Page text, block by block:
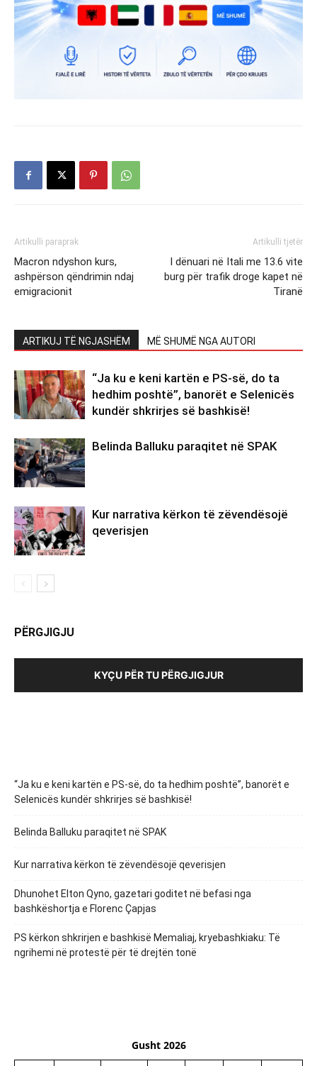
Artikulli paraprak
Macron ndyshon kurs,
ashpërson qëndrimin ndaj
emigracionit
Artikulli tjetër
I dënuari në Itali me 13.6 vite
burg për trafik droge kapet në
Tiranë
ARTIKUJ TË NGJASHËM MË SHUMË NGA AUTORI
“Ja ku e keni kartën e PS-së, do ta
hedhim poshtë”, banorët e Selenicës
kundër shkrirjes së bashkisë!
Belinda Balluku paraqitet në SPAK
Kur narrativa kërkon të zëvendësojë
qeverisjen
PËRGJIGJU
KYÇU PËR TU PËRGJIGJUR
“Ja ku e keni kartën e PS-së, do ta hedhim poshtë”, banorët e
Selenicës kundër shkrirjes së bashkisë!
Belinda Balluku paraqitet në SPAK
Kur narrativa kërkon të zëvendësojë qeverisjen
Dhunohet Elton Qyno, gazetari goditet në befasi nga
bashkëshortja e Florenc Çapjas
PS kërkon shkrirjen e bashkisë Memaliaj, kryebashkiaku: Të
ngrihemi në protestë për të drejtën tonë
Gusht 2026